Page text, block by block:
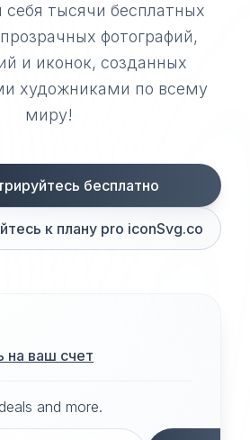
себя тысячи бесплатных
фотографий,
и иконок, созданных
художниками по всему
миру!
бесплатно
к плану pro iconSvg.co
на ваш счет
and more.